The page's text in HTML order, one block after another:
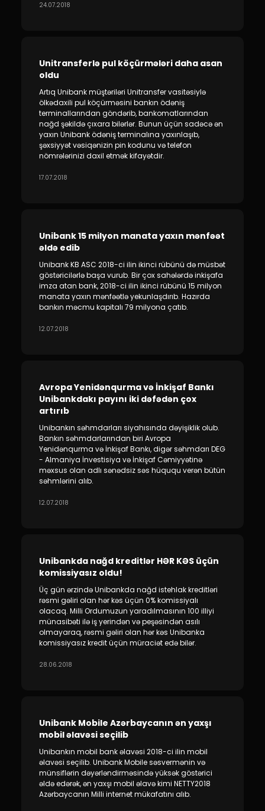
24.07.2018
Unitransferlə pul köçürmələri daha asan
oldu
Artıq Unibank müştəriləri Unitransfer vasitəsiylə
ölkədaxili pul köçürməsini bankın ödəniş
terminallarından göndərib, bankomatlarından
nağd şəkildə çıxara bilərlər. Bunun üçün sadəcə ən
yaxın Unibank ödəniş terminalına yaxınlaşıb,
şəxsiyyət vəsiqənizin pin kodunu və telefon
nömrələrinizi daxil etmək kifayətdir.
17.07.2018
Unibank 15 milyon manata yaxın mənfəət
əldə edib
Unibank KB ASC 2018-ci ilin ikinci rübünü də müsbət
göstəricilərlə başa vurub. Bir çox sahələrdə inkişafa
imza atan bank, 2018-ci ilin ikinci rübünü 15 milyon
manata yaxın mənfəətlə yekunlaşdırıb. Hazırda
bankın məcmu kapitalı 79 milyona çatıb.
12.07.2018
Avropa Yenidənqurma və İnkişaf Bankı
Unibankdakı payını iki dəfədən çox
artırıb
Unibankın səhmdarları siyahısında dəyişiklik olub.
Bankın səhmdarlarından biri Avropa
Yenidənqurma və İnkişaf Bankı, digər səhmdarı DEG
- Almaniya İnvestisiya və İnkişaf Cəmiyyətinə
məxsus olan adlı sənədsiz səs hüququ verən bütün
səhmlərini alıb.
12.07.2018
Unibankda nağd kreditlər HƏR KƏS üçün
komissiyasız oldu!
Üç gün ərzində Unibankda nağd istehlak kreditləri
rəsmi gəliri olan hər kəs üçün 0% komissiyalı
olacaq. Milli Ordumuzun yaradılmasının 100 illiyi
münasibəti ilə iş yerindən və peşəsindən asılı
olmayaraq, rəsmi gəliri olan hər kəs Unibanka
komissiyasız kredit üçün müraciət edə bilər.
28.06.2018
Unibank Mobile Azərbaycanın ən yaxşı
mobil əlavəsi seçilib
Unibankın mobil bank əlavəsi 2018-ci ilin mobil
əlavəsi seçilib. Unibank Mobile səsvermənin və
münsiflərin dəyərləndirməsində yüksək göstərici
əldə edərək, ən yaxşı mobil əlavə kimi NETTY2018
Azərbaycanın Milli internet mükafatını alıb.